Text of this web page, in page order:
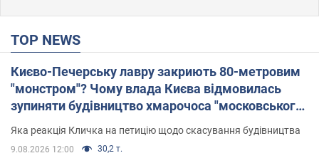
TOP NEWS
Києво-Печерську лавру закриють 80-метровим
"монстром"? Чому влада Києва відмовилась
зупиняти будівництво хмарочоса "московського
вірянина"
Яка реакція Кличка на петицію щодо скасування будівництва
9.08.2026 12:00 30,2 т.